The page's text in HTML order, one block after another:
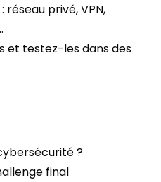
privé, VPN,
et testez-les dans des
?
final